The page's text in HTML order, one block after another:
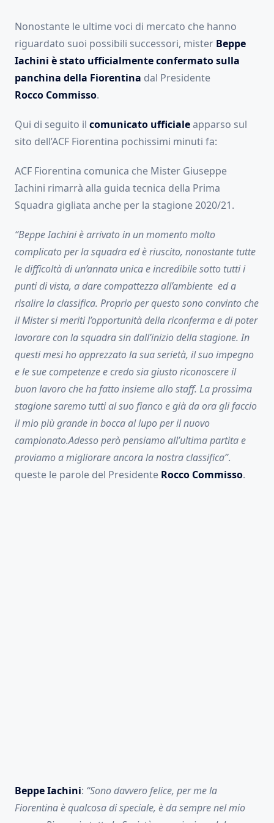
Nonostante le ultime voci di mercato che hanno
riguardato suoi possibili successori, mister Beppe
Iachini è stato ufficialmente confermato sulla
panchina della Fiorentina dal Presidente
Rocco Commisso.
Qui di seguito il comunicato ufficialeapparso sul
sito dell’ACF Fiorentina pochissimi minuti fa:
ACF Fiorentina comunica che Mister Giuseppe
Iachini rimarrà alla guida tecnica della Prima
Squadra gigliata anche per la stagione 2020/21.
“Beppe Iachini è arrivato in un momento molto
complicato per la squadra ed è riuscito, nonostante tutte
le difficoltà di un’annata unica e incredibile sotto tutti i
punti di vista, a dare compattezza all’ambiente ed a
risalire la classifica. Proprio per questo sono convinto che
il Mister si meriti l’opportunità della riconferma e di poter
lavorare con la squadra sin dall’inizio della stagione. In
questi mesi ho apprezzato la sua serietà, il suo impegno
e le sue competenze e credo sia giusto riconoscere il
buon lavoro che ha fatto insieme allo staff. La prossima
stagione saremo tutti al suo fianco e già da ora gli faccio
il mio più grande in bocca al lupo per il nuovo
campionato.Adesso però pensiamo all’ultima partita e
proviamo a migliorare ancora la nostra classifica”.
queste le parole del Presidente Rocco Commisso.
Beppe Iachini: “Sono davvero felice, per me la
Fiorentina è qualcosa di speciale, è da sempre nel mio